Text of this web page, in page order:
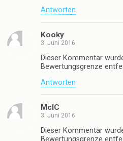
Antworten
Kooky
3. Juni 2016
Dieser Kommentar
Bewertungsgrenze
Antworten
McIC
3. Juni 2016
Dieser Kommentar